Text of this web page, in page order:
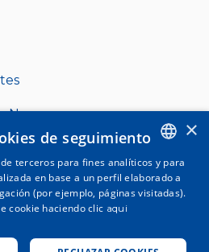
Numerosa
Copyright © 2025, Clickferry
ENGLISH
SPANISH
×
de seguimiento
terceros para fines analíticos y para
en base a un perfil elaborado a
(por ejemplo, páginas visitadas).
cookie haciendo clic aqui